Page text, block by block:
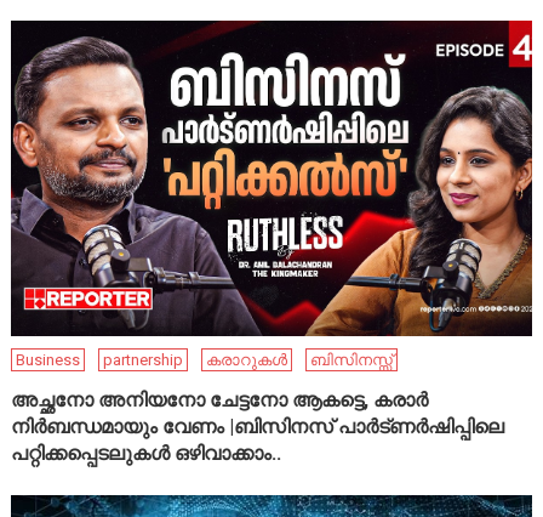
Business partnership കരാറുകൾ ബിസിനസ്സ്
അച്ഛനോ അനിയനോ ചേട്ടനോ ആകട്ടെ, കരാർ
നിർബന്ധമായും വേണം |ബിസിനസ് പാർട്ണർഷിപ്പിലെ
പറ്റിക്കപ്പെടലുകൾ ഒഴിവാക്കാം..